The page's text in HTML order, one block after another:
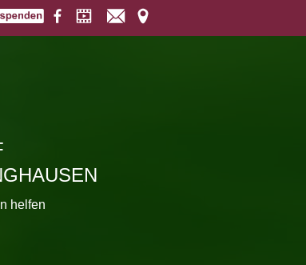
helfen